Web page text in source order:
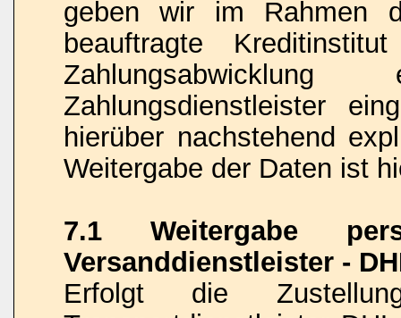
geben wir im Rahmen
beauftragte
Zahlungsdienstleister
hierüber nachstehend
Weitergabe der Daten ist
7.1 Weitergabe
Versanddienstleister -
Erfolgt die